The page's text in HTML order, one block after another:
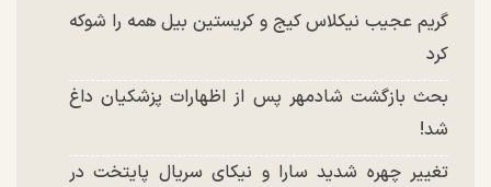
گریم عجیب نیکلاس کیج و کریستین بیل همه را شوکه
کرد
بحث بازگشت شادمهر پس از اظهارات پزشکیان داغ
شد!
تغییر چهره شدید سارا و نیکای سریال پایتخت در